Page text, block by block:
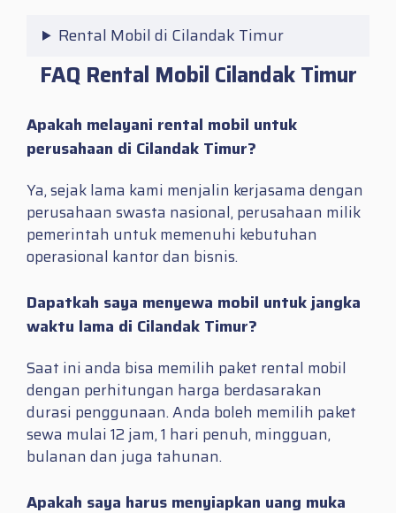
Rental Mobil di Cilandak Timur
FAQ Rental Mobil Cilandak Timur
Apakah melayani rental mobil untuk
perusahaan di Cilandak Timur?
Ya, sejak lama kami menjalin kerjasama dengan
perusahaan swasta nasional, perusahaan milik
pemerintah untuk memenuhi kebutuhan
operasional kantor dan bisnis.
Dapatkah saya menyewa mobil untuk jangka
waktu lama di Cilandak Timur?
Saat ini anda bisa memilih paket rental mobil
dengan perhitungan harga berdasarakan
durasi penggunaan. Anda boleh memilih paket
sewa mulai 12 jam, 1 hari penuh, mingguan,
bulanan dan juga tahunan.
Apakah saya harus menyiapkan uang muka